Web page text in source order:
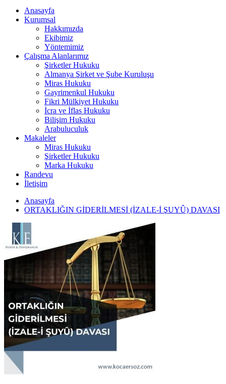
Anasayfa
Kurumsal
Hakkımızda
Ekibimiz
Yöntemimiz
Çalışma Alanlarımız
Şirketler Hukuku
Almanya Şirket ve Şube Kuruluşu
Miras Hukuku
Gayrimenkul Hukuku
Fikri Mülkiyet Hukuku
İcra ve İflas Hukuku
Bilişim Hukuku
Arabuluculuk
Makaleler
Miras Hukuku
Şirketler Hukuku
Marka Hukuku
Randevu
İletişim
Anasayfa
ORTAKLIĞIN GİDERİLMESİ (İZALE-İ ŞUYÛ) DAVASI